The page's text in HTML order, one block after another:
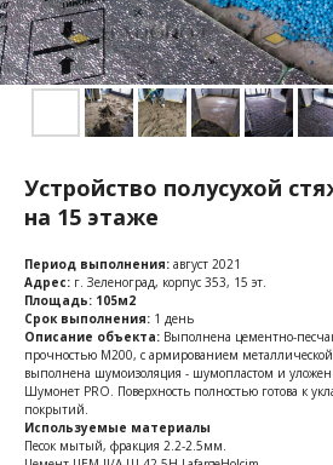
Устройство полусухой
на 15 этаже
Период выполнения: август 2021
Адрес: г. Зеленоград, корпус 353, 15 эт.
Площадь: 105м2
Срок выполнения: 1 день
Описание объекта: Выполнена цементно-
прочностью М200, с армированием металлической
выполнена шумоизоляция - шумопластом и уложен
Шумонет PRO. Поверхность полностью готова к
покрытий.
Используемые материалы
Песок мытый, фракция 2.2-2.5мм.